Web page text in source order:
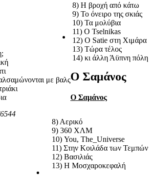
8) Η βροχή από κάτω
9) Το όνειρο της σκιάς
10) Τα μολύβια
11) Ο Tselnikas
12) Ο Satie στη Χιμάρα
13) Τώρα τέλος
14) κι άλλη Άϋπνη πόλη
με βαλς
8) Αερικό
9) 360 ΧΛΜ
10) You, The_Universe
11) Στην Κοιλάδα των Τεμπών
12) Βασιλιάς
13) H Μοσχαροκεφαλή
Ο Σαμάνος
Ο Σαμάνος